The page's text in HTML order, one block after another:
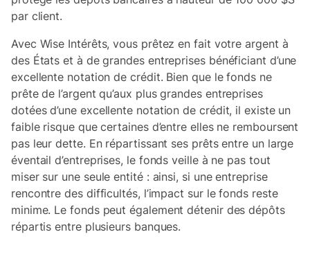
par client.
Avec Wise Intérêts, vous prêtez en fait votre argent à
des États et à de grandes entreprises bénéficiant d’une
excellente notation de crédit. Bien que le fonds ne
prête de l’argent qu’aux plus grandes entreprises
dotées d’une excellente notation de crédit, il existe un
faible risque que certaines d’entre elles ne remboursent
pas leur dette. En répartissant ses prêts entre un large
éventail d’entreprises, le fonds veille à ne pas tout
miser sur une seule entité : ainsi, si une entreprise
rencontre des difficultés, l’impact sur le fonds reste
minime. Le fonds peut également détenir des dépôts
répartis entre plusieurs banques.